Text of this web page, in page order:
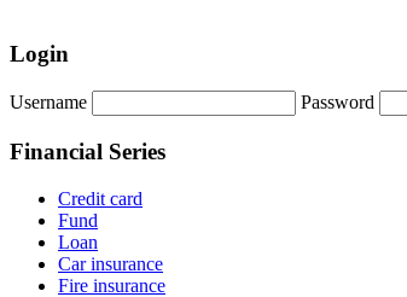
Login
Username Password
Financial Series
Credit card
Fund
Loan
Car insurance
Fire insurance